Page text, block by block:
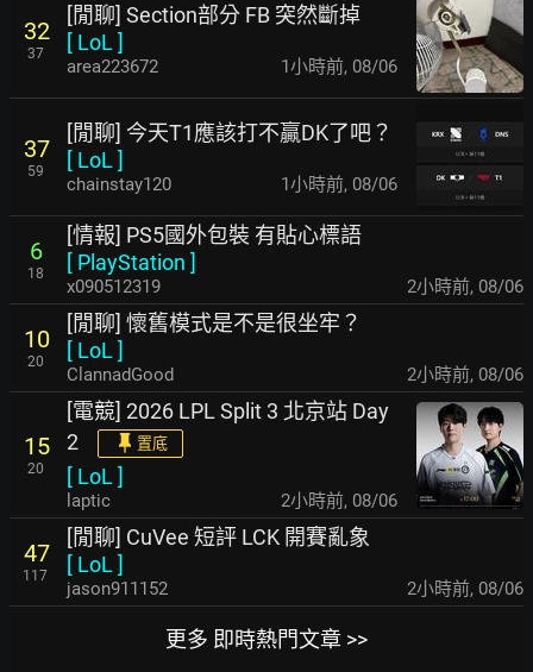
32
37
[閒聊] Section部分 FB 突然斷掉
[ LoL ]
area223672 1小時前, 08/06
37
59
[閒聊] 今天T1應該打不贏DK了吧？
[ LoL ]
chainstay120 1小時前, 08/06
6
18
[情報] PS5國外包裝 有貼心標語
[ PlayStation ]
x090512319 2小時前, 08/06
10
20
[閒聊] 懷舊模式是不是很坐牢？
[ LoL ]
ClannadGood 2小時前, 08/06
15
20
[電競] 2026 LPL Split 3 北京站 Day
2
置底
[ LoL ]
laptic 2小時前, 08/06
47
117
[閒聊] CuVee 短評 LCK 開賽亂象
[ LoL ]
jason911152 2小時前, 08/06
更多 即時熱門文章 >>